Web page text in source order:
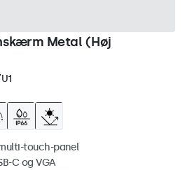
Metal (Høj
touch-panel
C og VGA